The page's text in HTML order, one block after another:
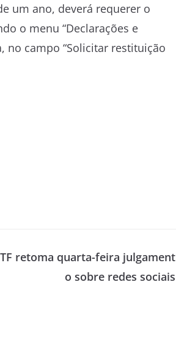
um ano, deverá requerer o
o menu “Declarações e
no campo “Solicitar restituição
retoma quarta-feira julgament
o sobre redes sociais